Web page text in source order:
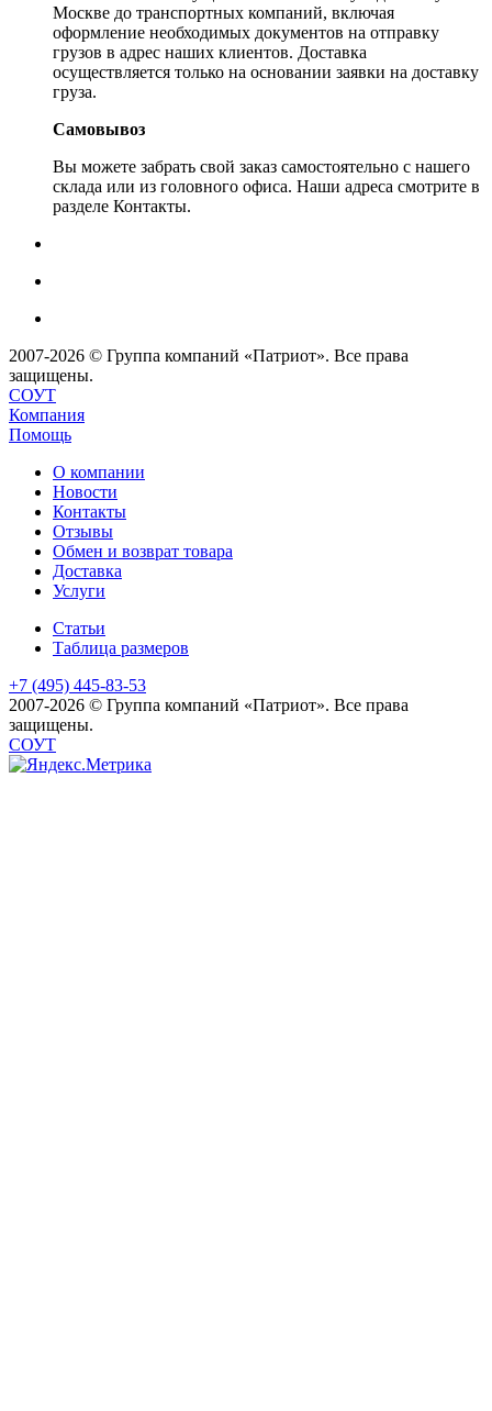
Москве до транспортных компаний, включая
оформление необходимых документов на отправку
грузов в адрес наших клиентов. Доставка
осуществляется только на основании заявки на доставку
груза.
Самовывоз
Вы можете забрать свой заказ самостоятельно с нашего
склада или из головного офиса. Наши адреса смотрите в
разделе Контакты.
2007-2026 © Группа компаний «Патриот». Все права
защищены.
СОУТ
Компания
Помощь
О компании
Новости
Контакты
Отзывы
Обмен и возврат товара
Доставка
Услуги
Статьи
Таблица размеров
+7 (495) 445-83-53
2007-2026 © Группа компаний «Патриот». Все права
защищены.
СОУТ